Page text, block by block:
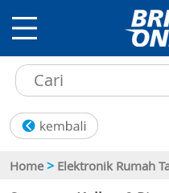
Home > Elektronik Rumah